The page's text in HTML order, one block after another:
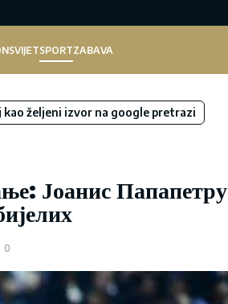
SVIJETSPORTZABAVA
kao željeni izvor na google pretrazi
Јоанис Папапетру
0